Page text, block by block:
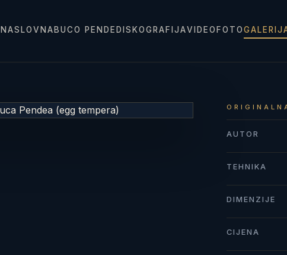
NASLOVNABUCO PENDEDISKOGRAFIJAVIDEOFOTO
AUTOR
TEHNIKA
DIMENZIJE
CIJENA